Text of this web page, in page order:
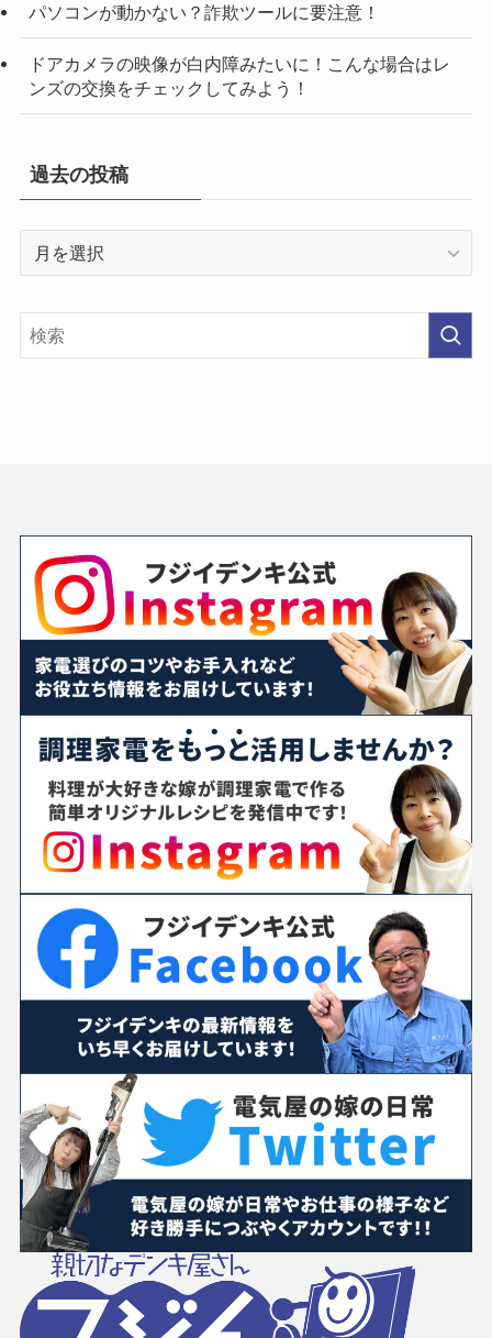
パソコンが動かない？詐欺ツールに要注意！
ドアカメラの映像が白内障みたいに！こんな場合はレ
ンズの交換をチェックしてみよう！
過去の投稿
投